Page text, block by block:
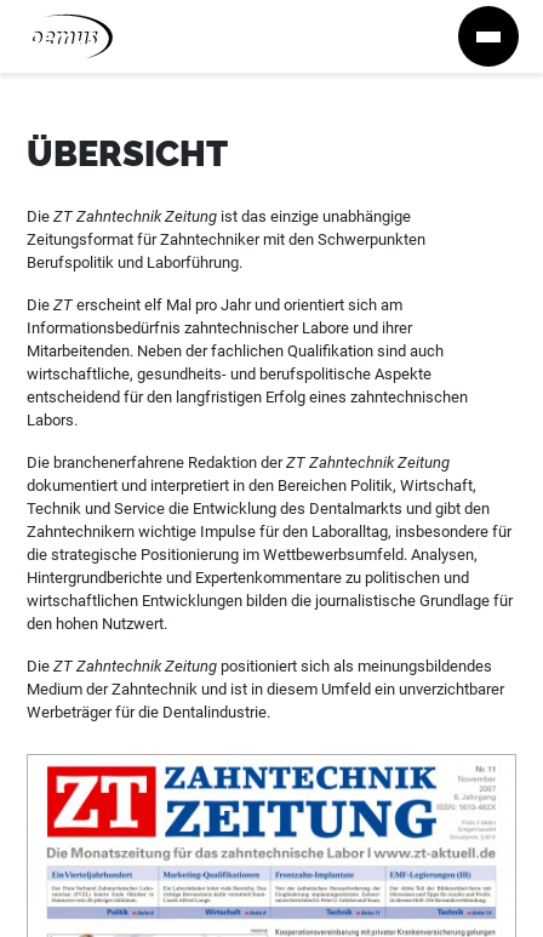
Zum Inhalt springen
ÜBERSICHT
DieZT Zahntechnik Zeitung ist das einzige unabhängige
Zeitungsformat für Zahntechniker mit den Schwerpunkten
Berufspolitik und Laborführung.
DieZT erscheint elf Mal pro Jahr und orientiert sich am
Informationsbedürfnis zahntechnischer Labore und ihrer
Mitarbeitenden. Neben der fachlichen Qualifikation sind auch
wirtschaftliche, gesundheits- und berufspolitische Aspekte
entscheidend für den langfristigen Erfolg eines zahntechnischen
Labors.
Die branchenerfahrene Redaktion derZT Zahntechnik Zeitung
dokumentiert und interpretiert in den Bereichen Politik, Wirtschaft,
Technik und Service die Entwicklung des Dentalmarkts und gibt den
Zahntechnikern wichtige Impulse für den Laboralltag, insbesondere für
die strategische Positionierung im Wettbewerbsumfeld. Analysen,
Hintergrundberichte und Expertenkommentare zu politischen und
wirtschaftlichen Entwicklungen bilden die journalistische Grundlage für
den hohen Nutzwert.
DieZT Zahntechnik Zeitung positioniert sich als meinungsbildendes
Medium der Zahntechnik und ist in diesem Umfeld ein unverzichtbarer
Werbeträger für die Dentalindustrie.